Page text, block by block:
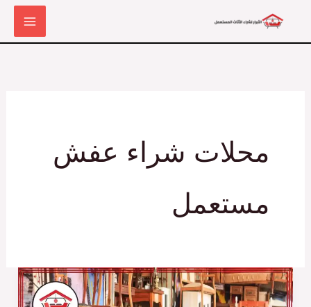
محلات شراء عفش
مستعمل